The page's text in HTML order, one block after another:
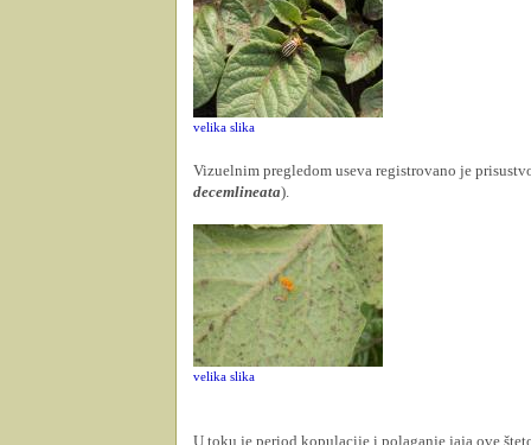
velika slika
Vizuelnim pregledom useva registrovano je
decemlineata).
velika slika
U toku je period kopulacije i polaganje jaja ove